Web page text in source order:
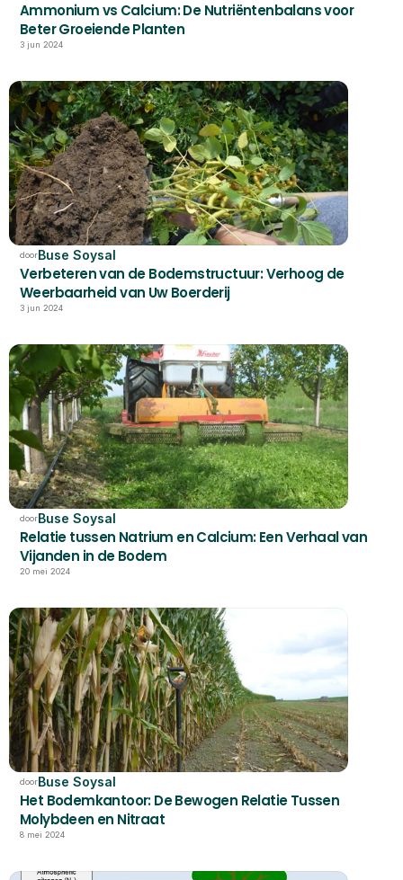
Ammonium vs Calcium: De Nutriëntenbalans voor
Beter Groeiende Planten
3 jun 2024
doorBuse Soysal
Verbeteren van de Bodemstructuur: Verhoog de
Weerbaarheid van Uw Boerderij
3 jun 2024
doorBuse Soysal
Relatie tussen Natrium en Calcium: Een Verhaal van
Vijanden in de Bodem
20 mei 2024
doorBuse Soysal
Het Bodemkantoor: De Bewogen Relatie Tussen
Molybdeen en Nitraat
8 mei 2024